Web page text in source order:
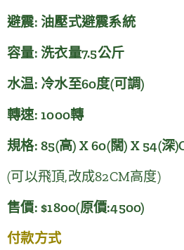
避震: 油壓式避震系統
容量: 洗衣量7.5公斤
水温: 冷水至60度(可調)
轉速: 1000轉
規格: 85(高) X 60(闊) X 54(深
(可以飛頂,改成82CM高度)
售價: $1800(原價:4500)
付款方式